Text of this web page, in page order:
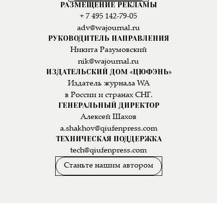
РАЗМЕЩЕНИЕ РЕКЛАМЫ
+ 7 495 142-79-05
adv@wajournal.ru
РУКОВОДИТЕЛЬ НАПРАВЛЕНИЯ
Никита Разумовский
nik@wajournal.ru
ИЗДАТЕЛЬСКИЙ ДОМ «ЦЮФЭНЬ»
Издатель журнала WA
в России и странах СНГ.
ГЕНЕРАЛЬНЫЙ ДИРЕКТОР
Алексей Шахов
a.shakhov@qiufenpress.com
ТЕХНИЧЕСКАЯ ПОДДЕРЖКА
tech@qiufenpress.com
Станьте нашим автором